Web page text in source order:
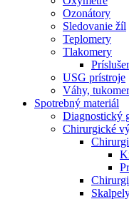
Ozonátory
Sledovanie žíl
Teplomery
Tlakomery
USG prístroje
Váhy,
Spotrebný materiál
Diagnostický
Chirurgické